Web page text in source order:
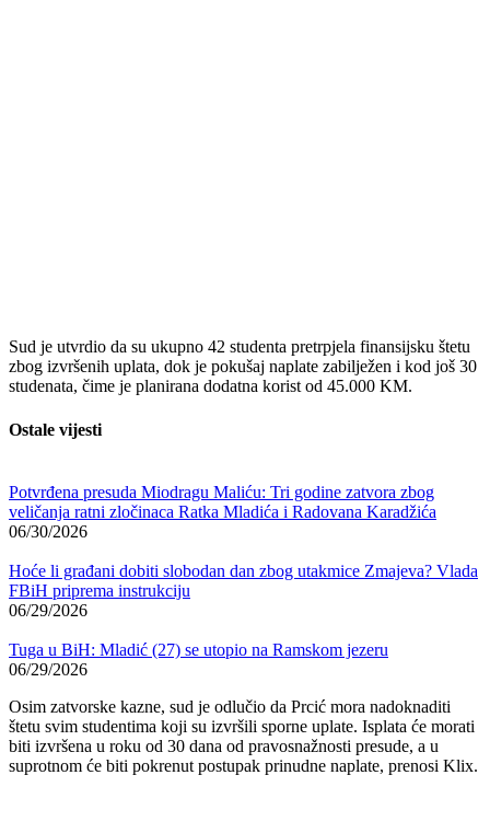
Sud je utvrdio da su ukupno 42 studenta pretrpjela finansijsku štetu
zbog izvršenih uplata, dok je pokušaj naplate zabilježen i kod još 30
studenata, čime je planirana dodatna korist od 45.000 KM.
Ostale vijesti
Potvrđena presuda Miodragu Maliću: Tri godine zatvora zbog
veličanja ratni zločinaca Ratka Mladića i Radovana Karadžića
06/30/2026
Hoće li građani dobiti slobodan dan zbog utakmice Zmajeva? Vlada
FBiH priprema instrukciju
06/29/2026
Tuga u BiH: Mladić (27) se utopio na Ramskom jezeru
06/29/2026
Osim zatvorske kazne, sud je odlučio da Prcić mora nadoknaditi
štetu svim studentima koji su izvršili sporne uplate. Isplata će morati
biti izvršena u roku od 30 dana od pravosnažnosti presude, a u
suprotnom će biti pokrenut postupak prinudne naplate, prenosi Klix.